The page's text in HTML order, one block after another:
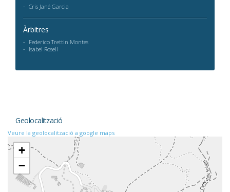
Cris Jané Garcia
Àrbitres
Federico Trettin Montes
Isabel Rosell
Geolocalització
Veure la geolocalització a google maps
+
−